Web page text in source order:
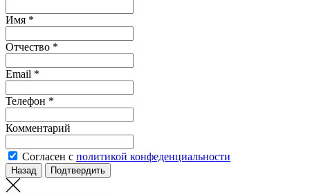
Имя *
Отчество *
Email *
Телефон *
Комментарий
Согласен с политикой конфеденциальности
Назад Подтвердить